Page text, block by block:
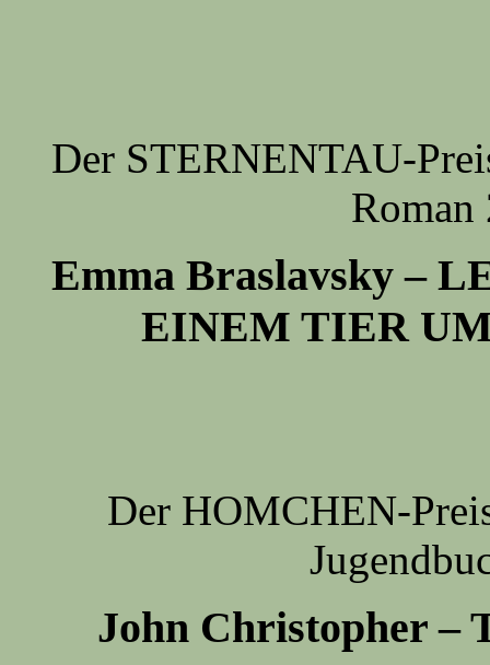
Der STERNENTAU-
Roman
Emma Braslavsky –
EINEM TIER
Der HOMCHEN-
John Christopher –